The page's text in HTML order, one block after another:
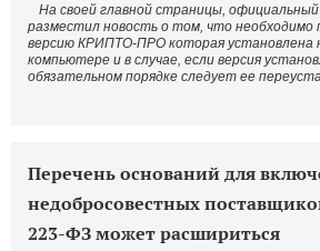
На своей главной страницы,
разместил новость о том, что необходимо
версию КРИПТО-ПРО которая установлена
компьютере и в случае, если версия
обязательном порядке следует ее
Перечень оснований для
недобросовестных
223-ФЗ может расшириться